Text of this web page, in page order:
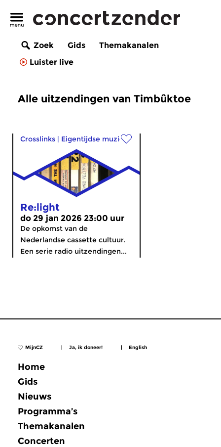
Zoek Gids
Themakanalen
Luister live
Alle uitzendingen van Timbûktoe
Crosslinks | Eigentijdse muziek
Re:light
do 29 jan 2026 23:00 uur
De opkomst van de
Nederlandse cassette cultuur.
Een serie radio uitzendingen...
MijnCZ | Ja, ik doneer! | English
Home
Gids
Nieuws
Programma’s
Themakanalen
Concerten